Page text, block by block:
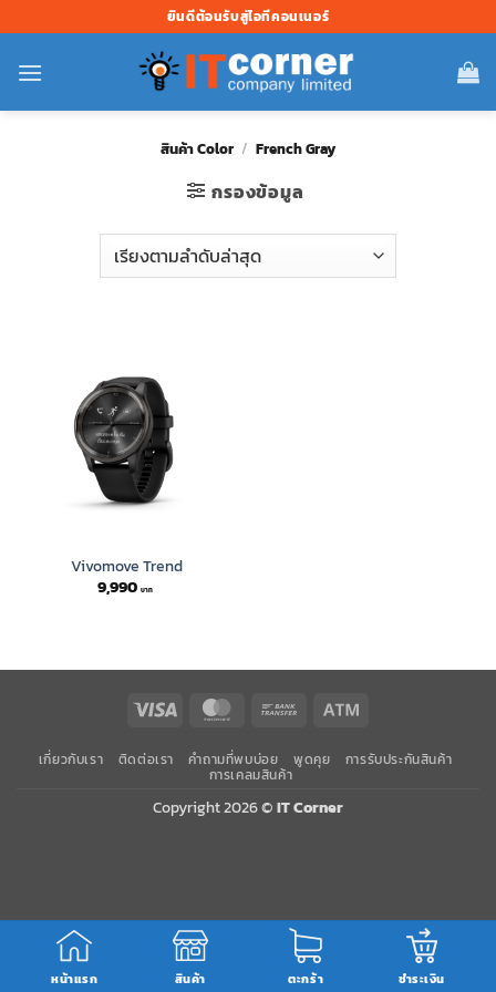
ไป
ยัง
ยินดีต้อนรับสู่ไอทีคอนเนอร์
สินค้า Color / French Gray
กรองข้อมูล
Vivomove Trend
9,990
หน้าแรก สินค้า ตะกร้า ชำระเงิน
Visa MasterCard Bank
เกี่ยวกับเรา ติดต่อเรา คำถามที่พบบ่อย พูดคุย การรับประกันสินค้า
การเคลมสินค้า
Copyright 2026 ©IT Corner